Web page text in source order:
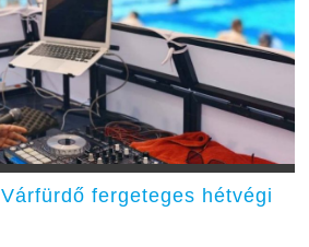
fergeteges hétvégi